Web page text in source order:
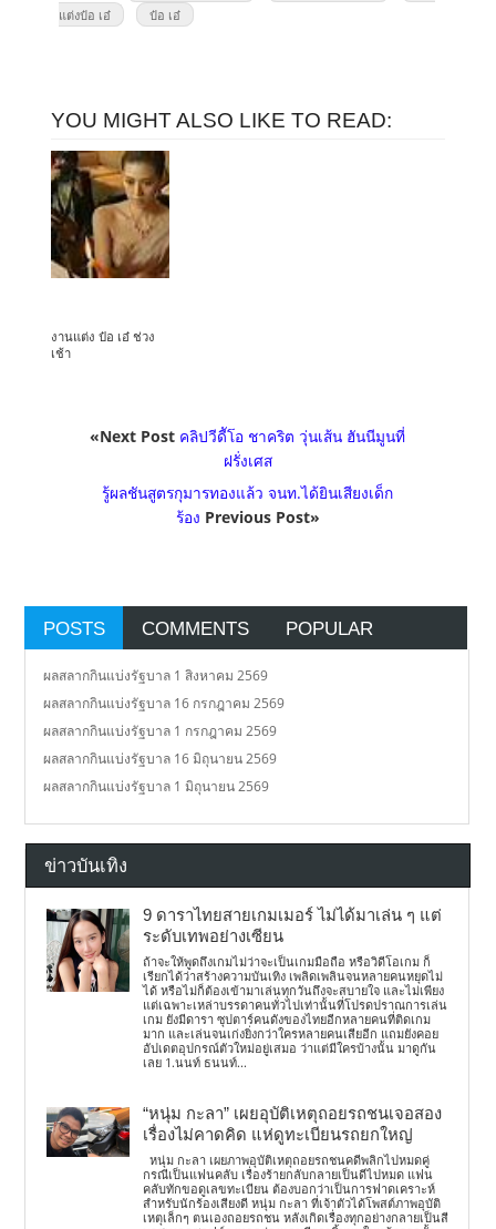
แต่งป๋อ เอ๋
ป๋อ เอ๋
YOU MIGHT ALSO LIKE TO READ:
งานแต่ง ป๋อ เอ๋ ช่วง
เช้า
«Next Post คลิปวีดีัโอ ชาคริต วุ่นเส้น ฮันนีมูนที่
ฝรั่งเศส
รู้ผลชันสูตรกุมารทองแล้ว จนท.ได้ยินเสียงเด็ก
ร้อง Previous Post»
POSTS COMMENTS POPULAR
ผลสลากกินแบ่งรัฐบาล 1 สิงหาคม 2569
ผลสลากกินแบ่งรัฐบาล 16 กรกฎาคม 2569
ผลสลากกินแบ่งรัฐบาล 1 กรกฎาคม 2569
ผลสลากกินแบ่งรัฐบาล 16 มิถุนายน 2569
ผลสลากกินแบ่งรัฐบาล 1 มิถุนายน 2569
ข่าวบันเทิง
9 ดาราไทยสายเกมเมอร์ ไม่ได้มาเล่น ๆ แต่
ระดับเทพอย่างเซียน
ถ้าจะให้พูดถึงเกมไม่ว่าจะเป็นเกมมือถือ หรือวิดีโอเกม ก็
เรียกได้ว่าสร้างความบันเทิง เพลิดเพลินจนหลายคนหยุดไม่
ได้ หรือไม่ก็ต้องเข้ามาเล่นทุกวันถึงจะสบายใจ และไม่เพียง
แต่เฉพาะเหล่าบรรดาคนทั่วไปเท่านั้นที่โปรดปราณการเล่น
เกม ยังมีดารา ซุปตาร์คนดังของไทยอีกหลายคนที่ติดเกม
มาก และเล่นจนเก่งยิ่งกว่าใครหลายคนเสียอีก แถมยังคอย
อัปเดตอุปกรณ์ตัวใหม่อยู่เสมอ ว่าแต่มีใครบ้างนั้น มาดูกัน
เลย 1.นนท์ ธนนท์...
“หนุ่ม กะลา” เผยอุบัติเหตุถอยรถชนเจอสอง
เรื่องไม่คาดคิด แห่ดูทะเบียนรถยกใหญ่
หนุ่ม กะลา เผยภาพอุบัติเหตุถอยรถชนคดีพลิกไปหมดคู่
กรณีเป็นแฟนคลับ เรื่องร้ายกลับกลายเป็นดีไปหมด แฟน
คลับทักขอดูเลขทะเบียน ต้องบอกว่าเป็นการฟาดเคราะห์
สำหรับนักร้องเสียงดี หนุ่ม กะลา ที่เจ้าตัวได้โพสต์ภาพอุบัติ
เหตุเล็กๆ ตนเองถอยรถชน หลังเกิดเรื่องทุกอย่างกลายเป็นสี